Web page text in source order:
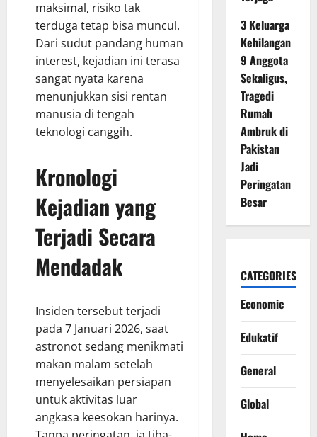
maksimal, risiko tak
terduga tetap bisa muncul.
Dari sudut pandang human
interest, kejadian ini terasa
sangat nyata karena
menunjukkan sisi rentan
manusia di tengah
teknologi canggih.
Kronologi
Kejadian yang
Terjadi Secara
Mendadak
Insiden tersebut terjadi
pada 7 Januari 2026, saat
astronot sedang menikmati
makan malam setelah
menyelesaikan persiapan
untuk aktivitas luar
angkasa keesokan harinya.
3 Keluarga
Kehilangan
9 Anggota
Sekaligus,
Tragedi
Rumah
Ambruk di
Pakistan
Jadi
Peringatan
Besar
CATEGORIES
Economic
Edukatif
General
Global